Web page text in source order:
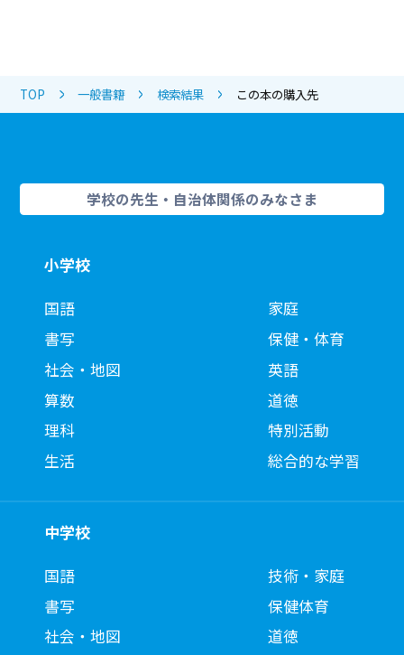
TOP 一般書籍 検索結果 この本の購入先
学校の先生・自治体関係のみなさま
小学校
国語
書写
社会・地図
算数
理科
生活
家庭
保健・体育
英語
道徳
特別活動
総合的な学習
中学校
国語
書写
社会・地図
技術・家庭
保健体育
道徳